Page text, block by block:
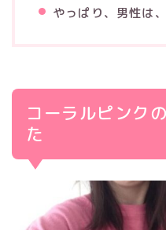
やっぱり、男性は
コーラルピンク
た